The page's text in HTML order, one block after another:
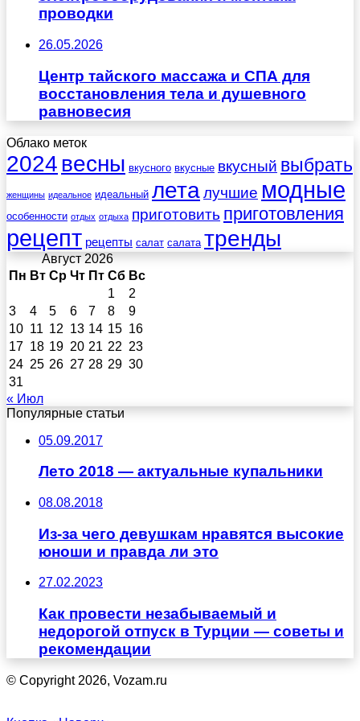
проводки
26.05.2026
Центр тайского массажа и СПА для
восстановления тела и душевного
равновесия
Облако меток
2024 весны вкусного вкусные вкусный выбрать
женщины идеальное идеальный леталучшие модные
особенности отдых отдыха приготовить приготовления
рецепт рецепты салат салата тренды
Август 2026
Пн Вт Ср Чт Пт Сб Вс
1
2
3
4 5 6 7 8
9
10 11 12 13 14 15 16
17 18 19 20 21 22 23
24 25 26 27 28 29 30
31
« Июл
Популярные статьи
05.09.2017
Лето 2018 — актуальные купальники
08.08.2018
Из-за чего девушкам нравятся высокие
юноши и правда ли это
27.02.2023
Как провести незабываемый и
недорогой отпуск в Турции — советы и
рекомендации
© Copyright 2026, Vozam.ru